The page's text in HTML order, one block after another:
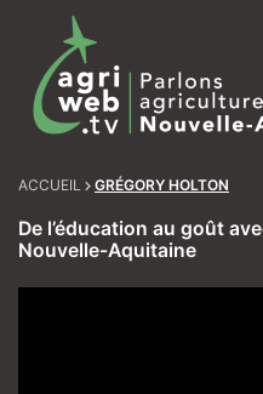
ACCUEIL GRÉGORY HOLTON
De l’éducation au goût
Nouvelle-Aquitaine